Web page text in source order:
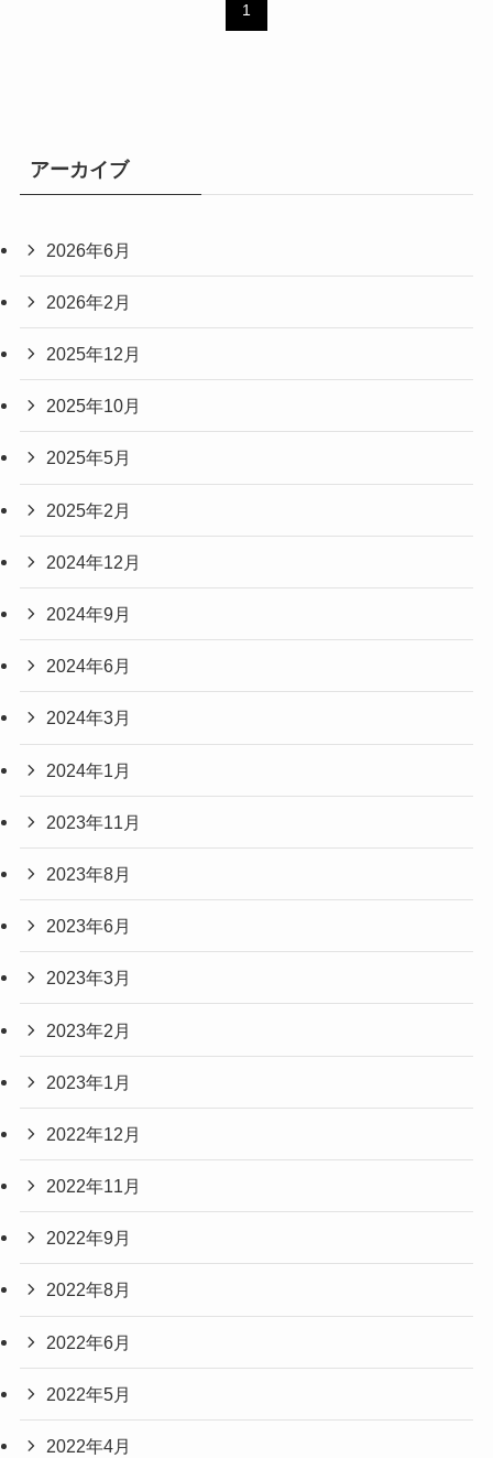
1
アーカイブ
2026年6月
2026年2月
2025年12月
2025年10月
2025年5月
2025年2月
2024年12月
2024年9月
2024年6月
2024年3月
2024年1月
2023年11月
2023年8月
2023年6月
2023年3月
2023年2月
2023年1月
2022年12月
2022年11月
2022年9月
2022年8月
2022年6月
2022年5月
2022年4月